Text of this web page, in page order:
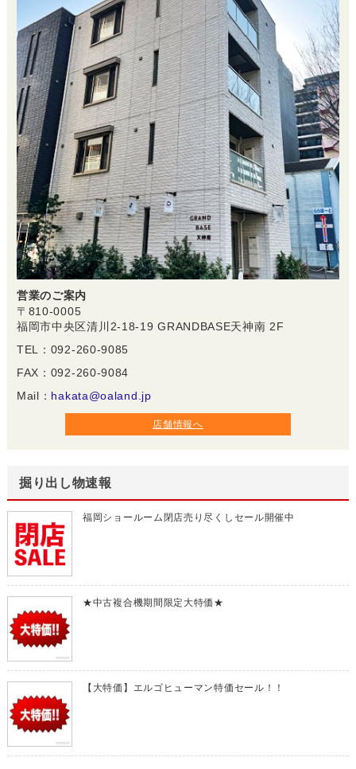
営業のご案内
〒810-0005
福岡市中央区清川2-18-19 GRANDBASE天神南 2F
TEL：092-260-9085
FAX：092-260-9084
Mail： hakata@oaland.jp
店舗情報へ
掘り出し物速報
福岡ショールーム閉店売り尽くしセール開催中
★中古複合機期間限定大特価★
【大特価】エルゴヒューマン特価セール！！